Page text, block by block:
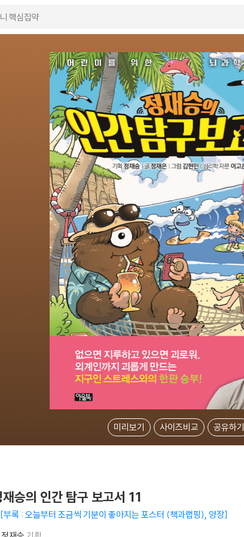
미리보기 사이즈비교 공유하기
승의 인간 탐구 보고서 11
부록 : 오늘부터 조금씩 기분이 좋아지는 포스터 (책과랩핑), 양장